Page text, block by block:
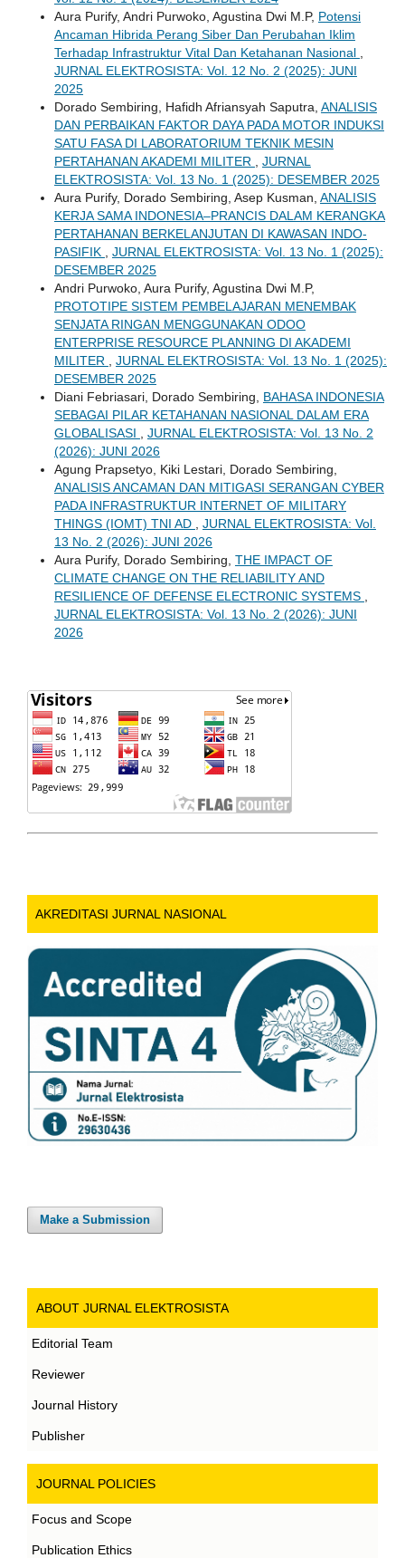
Aura Purify, Andri Purwoko, Agustina Dwi M.P, Potensi
Ancaman Hibrida Perang Siber Dan Perubahan Iklim
Terhadap Infrastruktur Vital Dan Ketahanan Nasional
JURNAL ELEKTROSISTA: Vol. 12 No. 2 (2025): JUNI
2025
Dorado Sembiring, Hafidh Afriansyah Saputra, ANALISIS
DAN PERBAIKAN FAKTOR DAYA PADA MOTOR INDUKSI
SATU FASA DI LABORATORIUM TEKNIK MESIN
PERTAHANAN AKADEMI MILITER
JURNAL
ELEKTROSISTA: Vol. 13 No. 1 (2025): DESEMBER 2025
Aura Purify, Dorado Sembiring, Asep Kusman, ANALISIS
KERJA SAMA INDONESIA–PRANCIS DALAM KERANGKA
PERTAHANAN BERKELANJUTAN DI KAWASAN INDO-
PASIFIK
JURNAL ELEKTROSISTA: Vol. 13 No. 1 (2025):
DESEMBER 2025
Andri Purwoko, Aura Purify, Agustina Dwi M.P,
PROTOTIPE SISTEM PEMBELAJARAN MENEMBAK
SENJATA RINGAN MENGGUNAKAN ODOO
ENTERPRISE RESOURCE PLANNING DI AKADEMI
MILITER
JURNAL ELEKTROSISTA: Vol. 13 No. 1 (2025):
DESEMBER 2025
Diani Febriasari, Dorado Sembiring, BAHASA INDONESIA
SEBAGAI PILAR KETAHANAN NASIONAL DALAM ERA
GLOBALISASI
JURNAL ELEKTROSISTA: Vol. 13 No. 2
(2026): JUNI 2026
Agung Prapsetyo, Kiki Lestari, Dorado Sembiring,
ANALISIS ANCAMAN DAN MITIGASI SERANGAN CYBER
PADA INFRASTRUKTUR INTERNET OF MILITARY
THINGS (IOMT) TNI AD
JURNAL ELEKTROSISTA: Vol.
13 No. 2 (2026): JUNI 2026
Aura Purify, Dorado Sembiring, THE IMPACT OF
CLIMATE CHANGE ON THE RELIABILITY AND
RESILIENCE OF DEFENSE ELECTRONIC SYSTEMS
JURNAL ELEKTROSISTA: Vol. 13 No. 2 (2026): JUNI
2026
AKREDITASI JURNAL NASIONAL
Make a Submission
ABOUT JURNAL ELEKTROSISTA
Editorial Team
Reviewer
Journal History
Publisher
JOURNAL POLICIES
Focus and Scope
Publication Ethics